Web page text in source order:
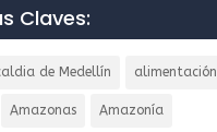
Claves:
de Medellín alimentación
Amazonas Amazonía